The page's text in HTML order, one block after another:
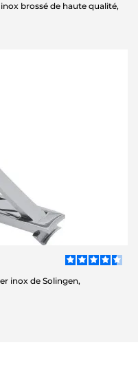
brossé de haute qualité,
inox de Solingen,